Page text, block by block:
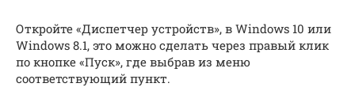
Откройте «Диспетчер устройств», в Windows 10 или
Windows 8.1, это можно сделать через правый клик
по кнопке «Пуск», где выбрав из меню
соответствующий пункт.